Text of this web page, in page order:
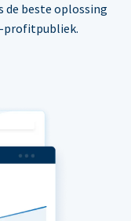
beste oplossing
profitpubliek.